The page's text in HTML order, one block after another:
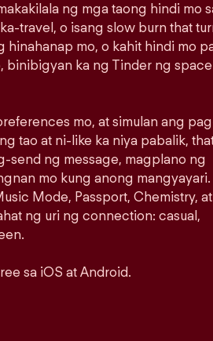
ng mga taong hindi mo
travel, o isang slow burn that
hinahanap mo, o kahit hindi mo
binibigyan ka ng Tinder ng
mo, at simulan ang
tao at ni-like ka niya pabalik,
send ng message, magplano ng
mo kung anong mangyayari.
Mode, Passport, Chemistry,
ng uri ng connection: casual,
sa iOS at Android.